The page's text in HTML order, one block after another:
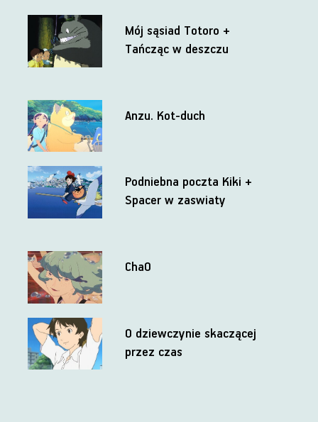
Mój sąsiad Totoro +
Tańcząc w deszczu
Anzu. Kot-duch
Podniebna poczta Kiki +
Spacer w zaswiaty
ChaO
O dziewczynie skaczącej
przez czas